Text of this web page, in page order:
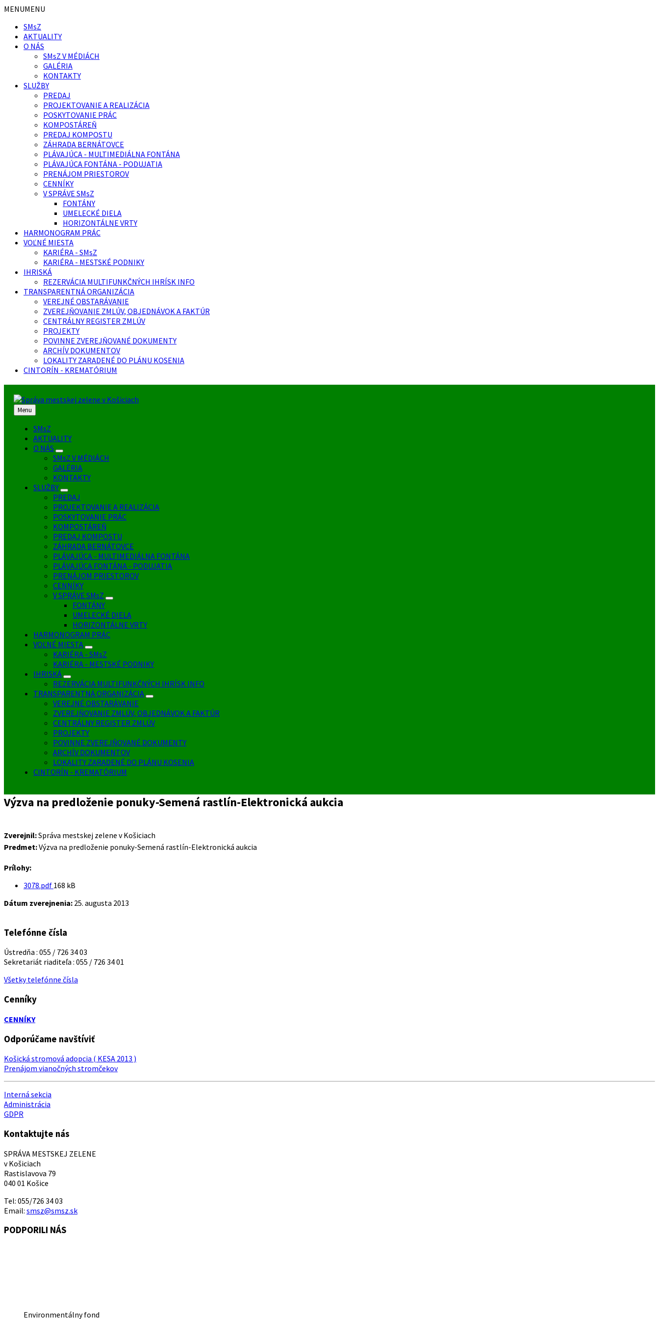
Preskočiť
obsah
Preskočiť
pätičku
MENUMENU
SMsZ
AKTUALITY
O NÁS
SMsZ V MÉDIÁCH
GALÉRIA
KONTAKTY
SLUŽBY
PREDAJ
PROJEKTOVANIE A REALIZÁCIA
POSKYTOVANIE PRÁC
KOMPOSTÁREŇ
PREDAJ KOMPOSTU
ZÁHRADA BERNÁTOVCE
PLÁVAJÚCA - MULTIMEDIÁLNA FONTÁNA
PLÁVAJÚCA FONTÁNA - PODUJATIA
PRENÁJOM PRIESTOROV
CENNÍKY
V SPRÁVE SMsZ
FONTÁNY
UMELECKÉ DIELA
HORIZONTÁLNE VRTY
HARMONOGRAM PRÁC
VOĽNÉ MIESTA
KARIÉRA - SMsZ
KARIÉRA - MESTSKÉ PODNIKY
IHRISKÁ
REZERVÁCIA MULTIFUNKČNÝCH IHRÍSK INFO
TRANSPARENTNÁ ORGANIZÁCIA
VEREJNÉ OBSTARÁVANIE
ZVEREJŇOVANIE ZMLÚV, OBJEDNÁVOK A FAKTÚR
CENTRÁLNY REGISTER ZMLÚV
PROJEKTY
POVINNE ZVEREJŇOVANÉ DOKUMENTY
ARCHÍV DOKUMENTOV
LOKALITY ZARADENÉ DO PLÁNU KOSENIA
CINTORÍN - KREMATÓRIUM
Menu
SMsZ
AKTUALITY
O NÁS
SMsZ V MÉDIÁCH
GALÉRIA
KONTAKTY
SLUŽBY
PREDAJ
PROJEKTOVANIE A REALIZÁCIA
POSKYTOVANIE PRÁC
KOMPOSTÁREŇ
PREDAJ KOMPOSTU
ZÁHRADA BERNÁTOVCE
PLÁVAJÚCA - MULTIMEDIÁLNA FONTÁNA
PLÁVAJÚCA FONTÁNA - PODUJATIA
PRENÁJOM PRIESTOROV
CENNÍKY
V SPRÁVE SMsZ
FONTÁNY
UMELECKÉ DIELA
HORIZONTÁLNE VRTY
HARMONOGRAM PRÁC
VOĽNÉ MIESTA
KARIÉRA - SMsZ
KARIÉRA - MESTSKÉ PODNIKY
IHRISKÁ
REZERVÁCIA MULTIFUNKČNÝCH IHRÍSK INFO
TRANSPARENTNÁ ORGANIZÁCIA
VEREJNÉ OBSTARÁVANIE
ZVEREJŇOVANIE ZMLÚV, OBJEDNÁVOK A FAKTÚR
CENTRÁLNY REGISTER ZMLÚV
PROJEKTY
POVINNE ZVEREJŇOVANÉ DOKUMENTY
ARCHÍV DOKUMENTOV
LOKALITY ZARADENÉ DO PLÁNU KOSENIA
CINTORÍN - KREMATÓRIUM
Výzva na predloženie ponuky-Semená rastlín-Elektronická aukcia
Zverejnil:Správa mestskej zelene v Košiciach
Predmet:Výzva na predloženie ponuky-Semená rastlín-Elektronická aukcia
Prílohy:
3078.pdf Veľkosť
168 kB
Dátum zverejnenia: 25. augusta 2013
Telefónne čísla
Ústredňa : 055 / 726 34 03
Sekretariát riaditeľa : 055 / 726 34 01
Všetky telefónne čísla
Cenníky
CENNÍKY
Odporúčame navštíviť
Košická stromová adopcia ( KESA 2013 )
Prenájom vianočných stromčekov
Interná sekcia
Administrácia
GDPR
Kontaktujte nás
SPRÁVA MESTSKEJ ZELENE
v Košiciach
Rastislavova 79
040 01 Košice
Tel: 055/726 34 03
Email: smsz@smsz.sk
PODPORILI NÁS
Environmentálny fond